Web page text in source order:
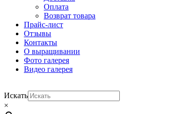
Оплата
Возврат товара
Прайс-лист
Отзывы
Контакты
О выращивании
Фото галерея
Видео галерея
Искать
×